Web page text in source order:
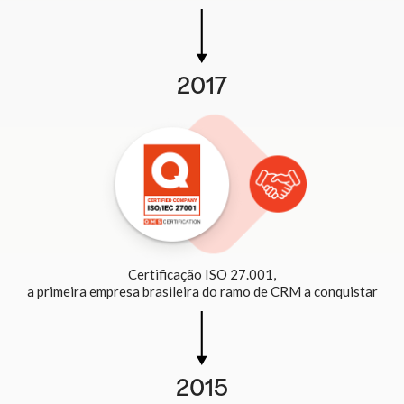
2017
Certificação ISO 27.001,
a primeira empresa brasileira do ramo de CRM a conquistar
2015